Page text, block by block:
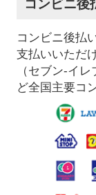
コンビニ後
コンビニ後払
支払いいただ
（セブン-イ
ど全国主要コ